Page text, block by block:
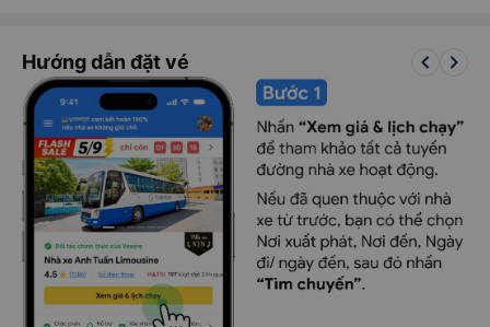
Hướng dẫn đặt vé keyboard_arrow_left keyboard_arrow_right